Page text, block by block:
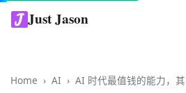
Just Jason
Home AI AI 时代最值钱的能力，其实是『会做研究』——